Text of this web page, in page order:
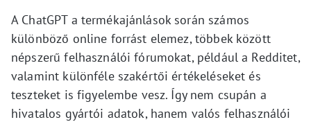
A ChatGPT a termékajánlások során számos
különböző online forrást elemez, többek között
népszerű felhasználói fórumokat, például a Redditet,
valamint különféle szakértői értékeléseket és
teszteket is figyelembe vesz. Így nem csupán a
hivatalos gyártói adatok, hanem valós felhasználói